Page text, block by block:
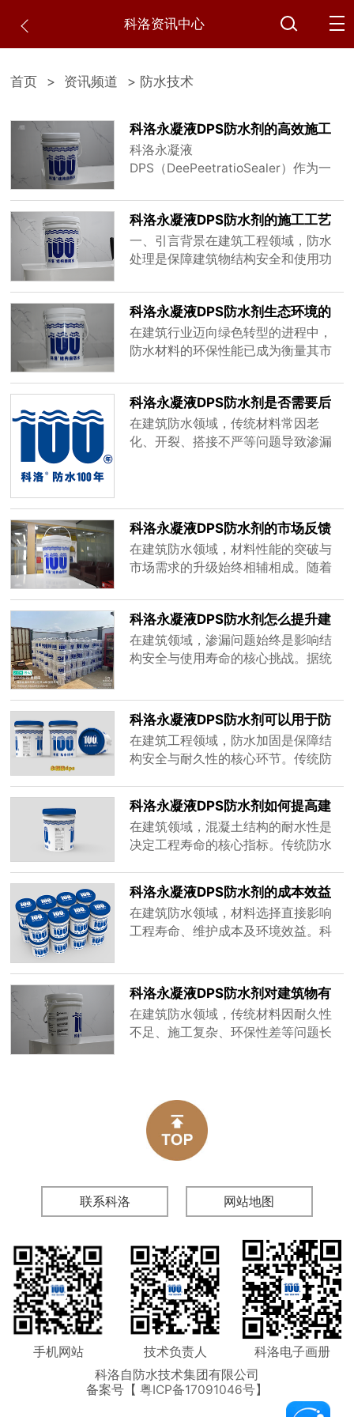
科洛资讯中心
首页 > 资讯频道 > 防水技术
科洛永凝液DPS防水剂的高效施工
技巧有哪些
科洛永凝液
DPS（DeePeetratioSealer）作为一
材料，凭借其独特的化学渗透机制与
长效防水性能，在桥梁、隧道、地下
室等混凝土工程中广泛应用。其核心
优势在于通过与混凝土内部游离碱反
毫米的结晶密封层，实现自修复裂
缝、抗渗等级达S11级、耐酸碱腐......
科洛永凝液DPS防水剂的施工工艺
改进方向
一、引言背景在建筑工程领域，防水
处理是保障建筑物结构安全和使用功
DPS防水剂作为一种高性能的防水材
料，凭借其独特的渗透结晶机理和优
异的防水性能，在众多防水工程中得
到了广泛应用。然而，随着建筑技术
现有的施工工艺在某些方面逐渐暴露
出一些局......
科洛永凝液DPS防水剂生态环境的
影响分析
在建筑行业迈向绿色转型的进程中，
防水材料的环保性能已成为衡量其市
防水剂作为无机渗透结晶型材料的代
表，凭借其“与混凝土共生长”的技术特
性，不仅突破了传统防水材料的寿命
局限，更在生态环境保护领域展现出
科洛永凝液DPS防水剂是否需要后
期维护
在建筑防水领域，传统材料常因老
化、开裂、搭接不严等问题导致渗漏
困局的创新典范。本文将从技术原
理、工程实践及长期效益三个维度，
解析其免维护特性的底层逻辑。一、
科洛永凝液DPS防水剂的市场反馈
如何
在建筑防水领域，材料性能的突破与
市场需求的升级始终相辅相成。随着
传统卷材、涂料等防水材料因耐久性
不足、施工复杂、环保性差等问题逐
渐暴露短板。在此背景下，科洛永凝
液DPS防水剂凭借其渗透结晶技术、
工......
科洛永凝液DPS防水剂怎么提升建
筑抗渗能力
在建筑领域，渗漏问题始终是影响结
构安全与使用寿命的核心挑战。据统
孔隙率高、抗渗性差引发的渗漏占比
高达70%。科洛永凝液DPS防水剂凭
借其独特的渗透结晶技术，通过化学
键合与物理密实双重作用，为混凝土
提供深层防护，成为解决建筑渗漏难
题的关键......
科洛永凝液DPS防水剂可以用于防
水加固吗
在建筑工程领域，防水加固是保障结
构安全与耐久性的核心环节。传统防
侵蚀等问题，往往难以实现长效防
护。科洛永凝液
DPS（DeePeetratioSealer）作为一
独特的化学作用机制与结构强化能
力，逐渐成为防水加固领域的技......
科洛永凝液DPS防水剂如何提高建
筑耐水性
在建筑领域，混凝土结构的耐水性是
决定工程寿命的核心指标。传统防水
限于材料老化、施工缺陷及环境侵
蚀，难以实现长效防护。科洛永凝液
DPS防水剂通过渗透结晶技术，从混
凝土内部重构防水体系，为建筑耐水
从技术原理、应用效果及工程实践三
方面，解......
科洛永凝液DPS防水剂的成本效益
如何评估
在建筑防水领域，材料选择直接影响
工程寿命、维护成本及环境效益。科
术和全场景适应性，正在重塑行业对
防水成本效益的认知。本文将从直接
成本、长期效益、间接成本节约、环
境效益及社会价值五个维度，系统解
科洛永凝液DPS防水剂对建筑物有
哪些防水效果
在建筑防水领域，传统材料因耐久性
不足、施工复杂、环保性差等问题长
供了从根源上解决渗漏问题的系统性
方案。本文将从防水机理、技术优
势、应用场景及长期价值四个维度，
深度解析其对建筑物的综合防水效
联系科洛
网站地图
手机网站 技术负责人
科洛电子画册
科洛自防水技术集团有限公司
备案号【 粤ICP备17091046号】